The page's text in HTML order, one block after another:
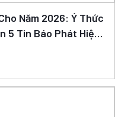
Năm 2026: Ý Thức
5 Tin Báo Phát Hiện
Công Ngay Ngày